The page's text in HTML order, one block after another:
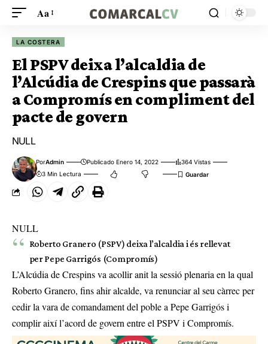
Aa
LA COSTERA
El PSPV deixa l’alcaldia de
l’Alcúdia de Crespins que passarà
a Compromís en compliment del
pacte de govern
NULL
PorAdmin Publicado Enero 14, 2022
364 Vistas
3 Min Lectura
NULL
Roberto Granero (PSPV) deixa l’alcaldia i és rellevat
per Pepe Garrigós (Compromís)
L’Alcúdia de Crespins va acollir anit la sessió plenaria en la qual
Roberto Granero, fins ahir alcalde, va renunciar al seu càrrec per
cedir la vara de comandament del poble a Pepe Garrigós i
complir així l’acord de govern entre el PSPV i Compromís.